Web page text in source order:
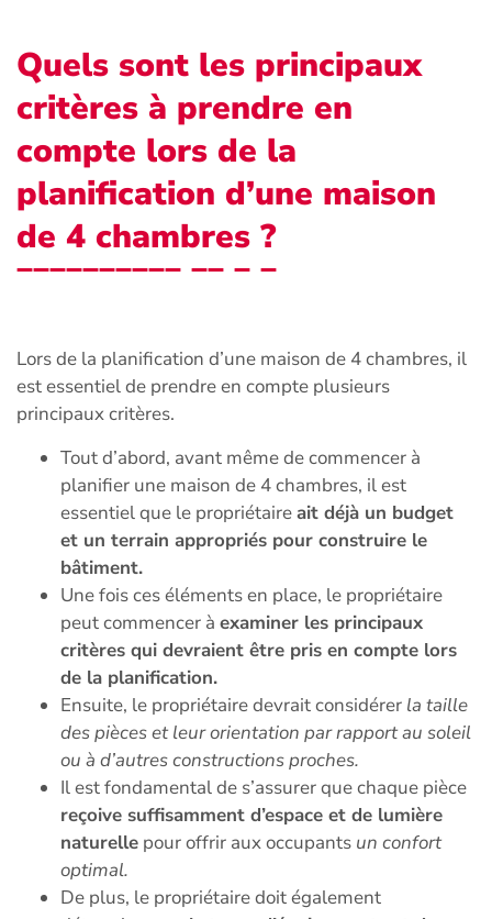
Quels sont les principaux
critères à prendre en
compte lors de la
planification d’une maison
de 4 chambres ?
Lors de la planification d’une maison de 4 chambres, il
est essentiel de prendre en compte plusieurs
principaux critères.
Tout d’abord, avant même de commencer à
planifier une maison de 4 chambres, il est
essentiel que le propriétaireait déjà un budget
et un terrain appropriés pour construire le
bâtiment.
Une fois ces éléments en place, le propriétaire
peut commencer à examiner les principaux
critères qui devraient être pris en compte lors
de la planification.
Ensuite, le propriétaire devrait considérer la taille
des pièces et leur orientation par rapport au soleil
ou à d’autres constructions proches.
Il est fondamental de s’assurer que chaque pièce
reçoive suffisamment d’espace et de lumière
naturelle pour offrir aux occupants un confort
optimal.
De plus, le propriétaire doit également